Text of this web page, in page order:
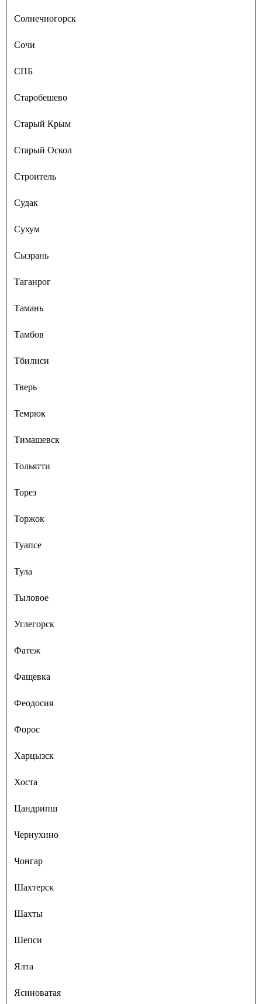
Солнечногорск
Сочи
СПБ
Старобешево
Старый Крым
Старый Оскол
Строитель
Судак
Сухум
Сызрань
Таганрог
Тамань
Тамбов
Тбилиси
Тверь
Темрюк
Тимашевск
Тольятти
Торез
Торжок
Туапсе
Тула
Тыловое
Углегорск
Фатеж
Фащевка
Феодосия
Форос
Харцызск
Хоста
Цандрипш
Чернухино
Чонгар
Шахтерск
Шахты
Шепси
Ялта
Ясиноватая